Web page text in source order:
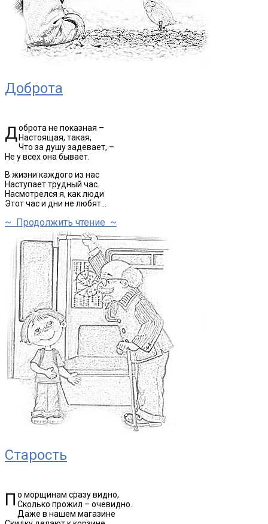
Доброта
Доброта не показная –
Настоящая, такая,
Что за душу задевает, –
Не у всех она бывает.
В жизни каждого из нас
Наступает трудный час.
Насмотрелся я, как люди
Этот час и дни не любят…
~ Продолжить чтение ~
Старость
По морщинам сразу видно,
Сколько прожил – очевидно.
Даже в нашем магазине